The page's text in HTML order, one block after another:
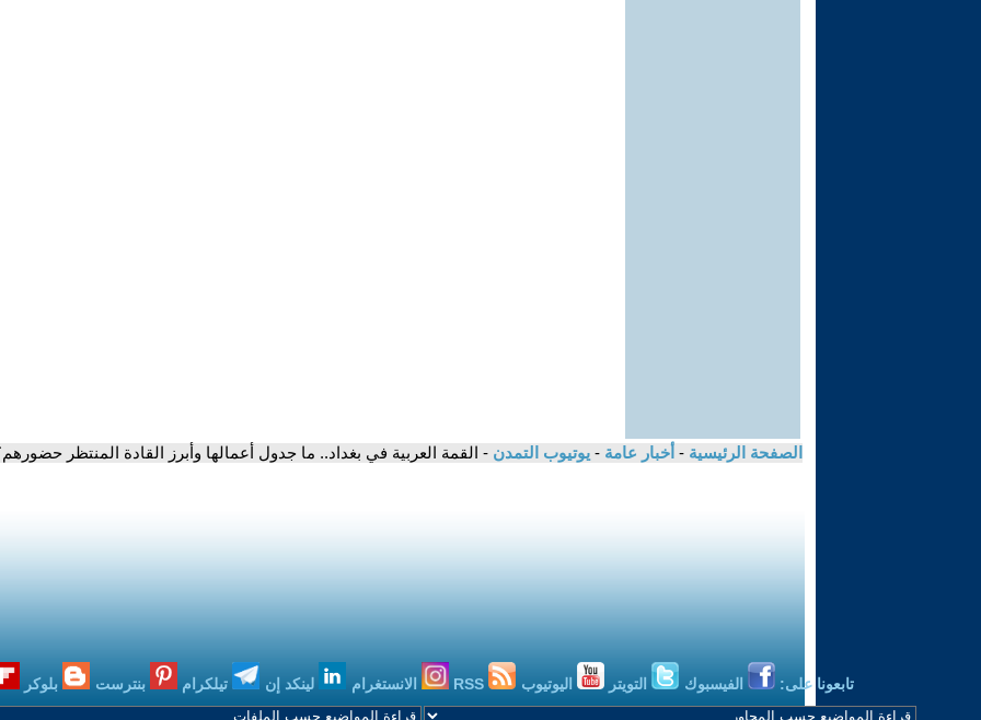
الصفحة الرئيسية - أخبار عامة - يوتيوب التمدن - القمة العربية في بغداد.. ما جدول أعمالها وأبرز القادة المنتظر
تابعونا على: الفيسبوك التويتر اليوتيوب الانستغرام لينكد إن تيلكرام بنترست بلوكر